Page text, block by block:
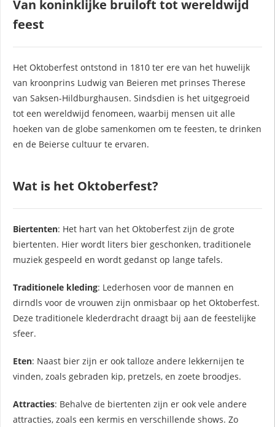
Van koninklijke bruiloft tot wereldwijd
feest
Het Oktoberfest ontstond in 1810 ter ere van het huwelijk
van kroonprins Ludwig van Beieren met prinses Therese
van Saksen-Hildburghausen. Sindsdien is het uitgegroeid
tot een wereldwijd fenomeen, waarbij mensen uit alle
hoeken van de globe samenkomen om te feesten, te drinken
en de Beierse cultuur te ervaren.
Wat is het Oktoberfest?
Biertenten: Het hart van het Oktoberfest zijn de grote
biertenten. Hier wordt liters bier geschonken, traditionele
muziek gespeeld en wordt gedanst op lange tafels.
Traditionele kleding: Lederhosen voor de mannen en
dirndls voor de vrouwen zijn onmisbaar op het Oktoberfest.
Deze traditionele klederdracht draagt bij aan de feestelijke
sfeer.
Eten: Naast bier zijn er ook talloze andere lekkernijen te
vinden, zoals gebraden kip, pretzels, en zoete broodjes.
Attracties: Behalve de biertenten zijn er ook vele andere
attracties, zoals een kermis en verschillende shows. Zo